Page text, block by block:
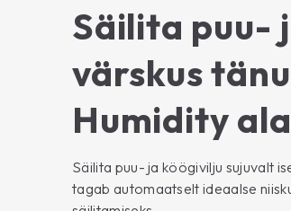
Säilita puu-
värskus
Humidity
Säilita puu- ja köögivilju sujuvalt
tagab automaatselt ideaalse